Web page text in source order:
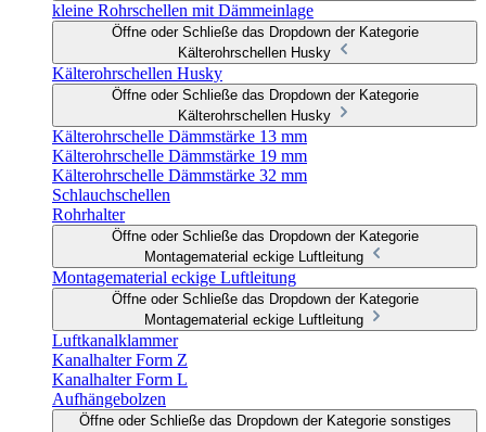
kleine Rohrschellen mit Dämmeinlage
Öffne oder Schließe das Dropdown der Kategorie
Kälterohrschellen Husky
Kälterohrschellen Husky
Öffne oder Schließe das Dropdown der Kategorie
Kälterohrschellen Husky
Kälterohrschelle Dämmstärke 13 mm
Kälterohrschelle Dämmstärke 19 mm
Kälterohrschelle Dämmstärke 32 mm
Schlauchschellen
Rohrhalter
Öffne oder Schließe das Dropdown der Kategorie
Montagematerial eckige Luftleitung
Montagematerial eckige Luftleitung
Öffne oder Schließe das Dropdown der Kategorie
Montagematerial eckige Luftleitung
Luftkanalklammer
Kanalhalter Form Z
Kanalhalter Form L
Aufhängebolzen
Öffne oder Schließe das Dropdown der Kategorie sonstiges